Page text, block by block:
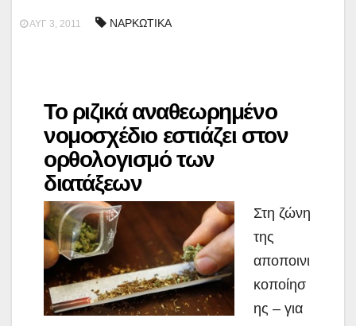
ΑΥΓ 3, 2011 ΝΑΡΚΩΤΙΚΑ
Το ριζικά αναθεωρημένο
νομοσχέδιο εστιάζει στον
ορθολογισμό των
διατάξεων
Στη ζώνη
της
αποποινι
κοποίησ
ης – για